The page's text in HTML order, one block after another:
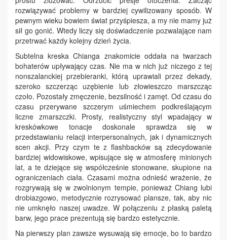
rozwiązywać problemy w bardziej cywilizowany sposób. W
pewnym wieku bowiem świat przyśpiesza, a my nie mamy już
sił go gonić. Wtedy liczy się doświadczenie pozwalające nam
przetrwać każdy kolejny dzień życia.
Subtelna kreska Chianga znakomicie oddała na twarzach
bohaterów upływający czas. Nie ma w nich już niczego z tej
nonszalanckiej przebieranki, którą uprawiali przez dekady,
szeroko szczerząc uzębienie lub złowieszczo marszcząc
czoło. Pozostały zmęczenie, bezsilność i zamęt. Od czasu do
czasu przerywane szczerym uśmiechem podkreślającym
liczne zmarszczki. Prosty, realistyczny styl wpadający w
kreskówkowe tonacje doskonale sprawdza się w
przedstawianiu relacji interpersonalnych, jak i dynamicznych
scen akcji. Przy czym te z flashbacków są zdecydowanie
bardziej widowiskowe, wpisujące się w atmosferę minionych
lat, a te dziejące się współcześnie stonowane, skupione na
ograniczeniach ciała. Czasami można odnieść wrażenie, że
rozgrywają się w zwolnionym tempie, ponieważ Chiang lubi
drobiazgowo, metodycznie rozrysować plansze, tak, aby nic
nie umknęło naszej uwadze. W połączeniu z płaską paletą
barw, jego prace prezentują się bardzo estetycznie.
Na pierwszy plan zawsze wysuwają się emocje, bo to bardzo